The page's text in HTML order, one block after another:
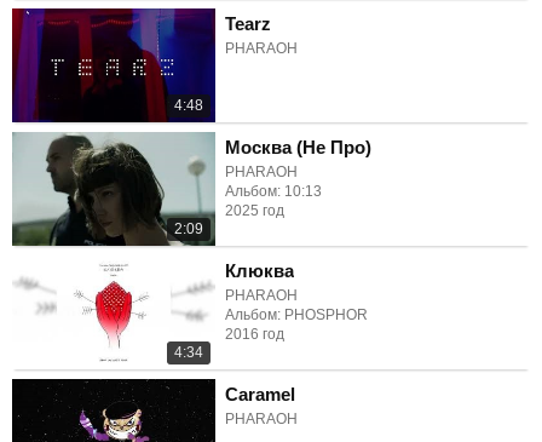
4:48
Tearz
PHARAOH
2:09
Москва (Не Про)
PHARAOH
Альбом: 10:13
2025 год
4:34
Клюква
PHARAOH
Альбом: PHOSPHOR
2016 год
Caramel
PHARAOH